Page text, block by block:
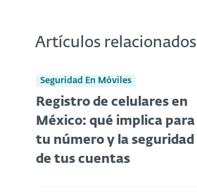
Artículos relacionados
Seguridad En Móviles
Registro de celulares en
México: qué implica para
tu número y la seguridad
de tus cuentas